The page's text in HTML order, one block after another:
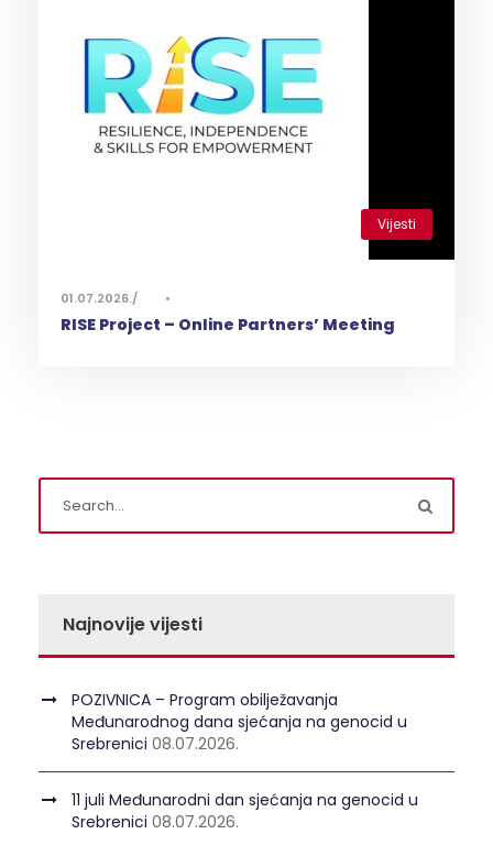
Vijesti
01.07.2026. •
RISE Project – Online Partners’ Meeting
Najnovije vijesti
POZIVNICA – Program obilježavanja
Međunarodnog dana sjećanja na genocid u
Srebrenici 08.07.2026.
11 juli Međunarodni dan sjećanja na genocid u
Srebrenici 08.07.2026.